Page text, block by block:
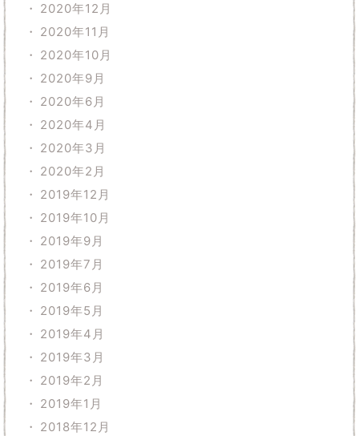
2020年12月
2020年11月
2020年10月
2020年9月
2020年6月
2020年4月
2020年3月
2020年2月
2019年12月
2019年10月
2019年9月
2019年7月
2019年6月
2019年5月
2019年4月
2019年3月
2019年2月
2019年1月
2018年12月